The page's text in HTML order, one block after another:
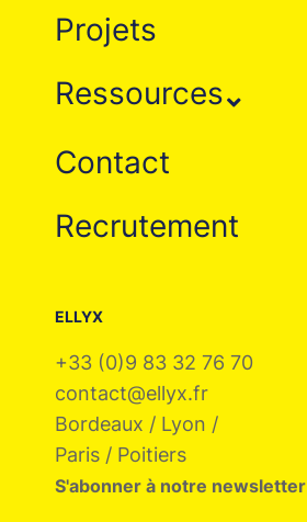
ELLYX
+33 (0)9 83 32 76 70
contact@ellyx.fr
Bordeaux / Lyon /
Paris / Poitiers
S'abonner à notre newsletter
Projets
Ressources
Contact
Recrutement